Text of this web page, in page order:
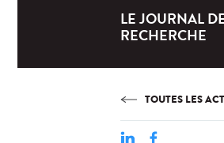
LE JOURNAL
RECHERCHE
TOUTES LES